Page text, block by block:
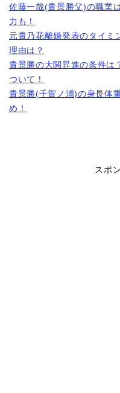
佐藤一哉(貴景勝父)の職業
力も！
元貴乃花離婚発表のタイミ
理由は？
貴景勝の大関昇進の条件は
ついて！
貴景勝(千賀ノ浦)の身長体
め！
スポ